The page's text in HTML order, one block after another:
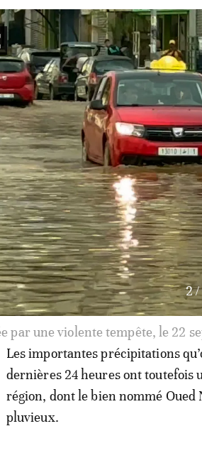
3/
Les importantes précipitations
dernières 24 heures ont toutefois
région, dont le bien nommé Oued
pluvieux.